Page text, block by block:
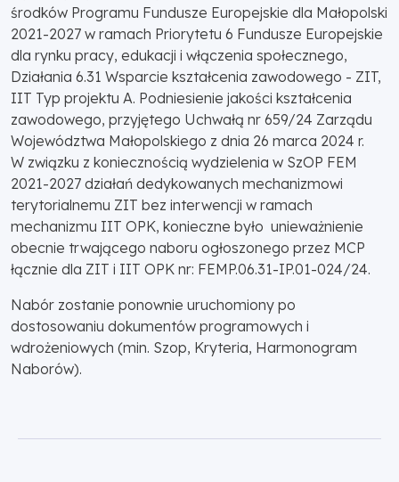
środków Programu Fundusze Europejskie dla Małopolski
2021-2027 w ramach Priorytetu 6 Fundusze Europejskie
dla rynku pracy, edukacji i włączenia społecznego,
Działania 6.31 Wsparcie kształcenia zawodowego - ZIT,
IIT Typ projektu A. Podniesienie jakości kształcenia
zawodowego, przyjętego Uchwałą nr 659/24 Zarządu
Województwa Małopolskiego z dnia 26 marca 2024 r.
W związku z koniecznością wydzielenia w SzOP FEM
2021-2027 działań dedykowanych mechanizmowi
terytorialnemu ZIT bez interwencji w ramach
mechanizmu IIT OPK, konieczne było unieważnienie
obecnie trwającego naboru ogłoszonego przez MCP
łącznie dla ZIT i IIT OPK nr: FEMP.06.31-IP.01-024/24.
Nabór zostanie ponownie uruchomiony po
dostosowaniu dokumentów programowych i
wdrożeniowych (min. Szop, Kryteria, Harmonogram
Naborów).